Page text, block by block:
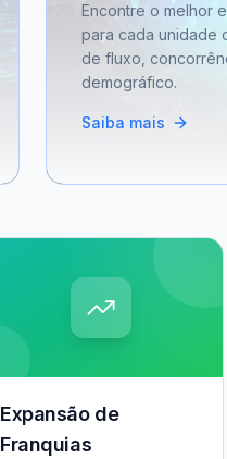
Encontre o melhor
para cada unidade
de fluxo,
demográfico.
Saiba mais
Expansão de
Franquias